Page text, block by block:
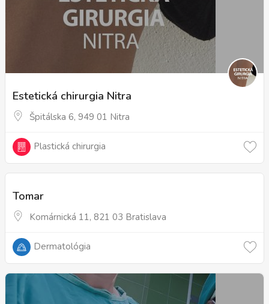
Estetická chirurgia Nitra
Špitálska 6, 949 01 Nitra
Plastická chirurgia
Tomar
Komárnická 11, 821 03 Bratislava
Dermatológia